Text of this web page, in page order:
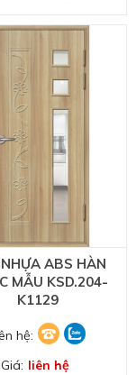
ABS HÀN
MẪU KSD.204-
K1129
hệ:
Giá: liên hệ